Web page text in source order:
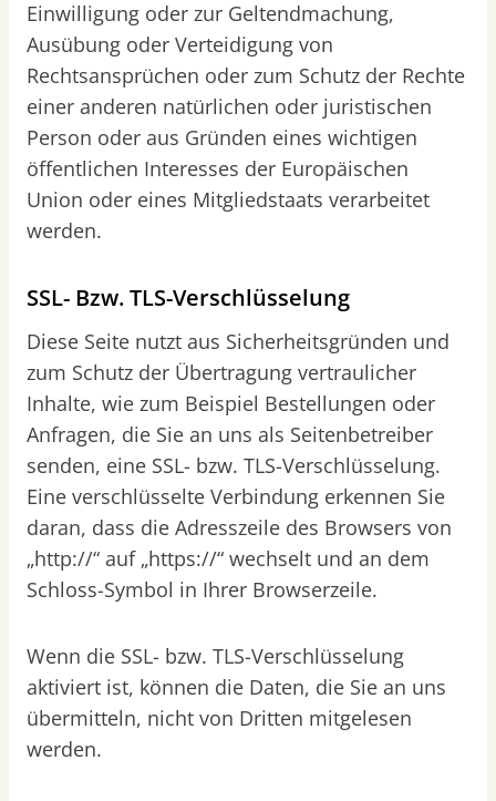
Einwilligung oder zur Geltendmachung,
Ausübung oder Verteidigung von
Rechtsansprüchen oder zum Schutz der Rechte
einer anderen natürlichen oder juristischen
Person oder aus Gründen eines wichtigen
öffentlichen Interesses der Europäischen
Union oder eines Mitgliedstaats verarbeitet
werden.
SSL- Bzw. TLS-Verschlüsselung
Diese Seite nutzt aus Sicherheitsgründen und
zum Schutz der Übertragung vertraulicher
Inhalte, wie zum Beispiel Bestellungen oder
Anfragen, die Sie an uns als Seitenbetreiber
senden, eine SSL- bzw. TLS-Verschlüsselung.
Eine verschlüsselte Verbindung erkennen Sie
daran, dass die Adresszeile des Browsers von
„http://“ auf „https://“ wechselt und an dem
Schloss-Symbol in Ihrer Browserzeile.
Wenn die SSL- bzw. TLS-Verschlüsselung
aktiviert ist, können die Daten, die Sie an uns
übermitteln, nicht von Dritten mitgelesen
werden.